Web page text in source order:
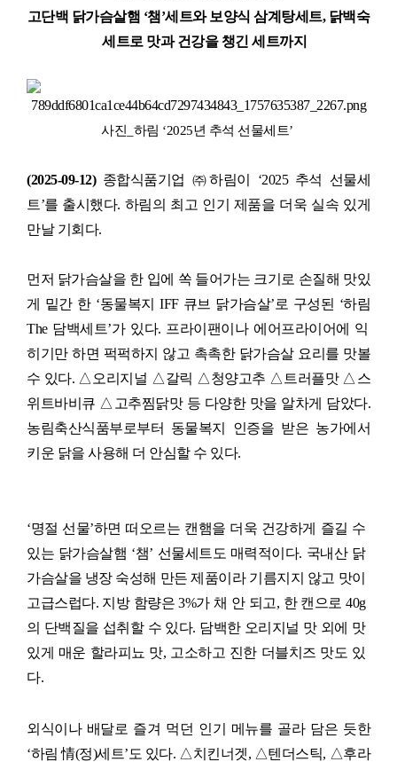
고단백 닭가슴살햄 ‘챔’세트와 보양식 삼계탕세트, 닭백숙
세트로 맛과 건강을 챙긴 세트까지
사진 하림 ‘2025년 추석 선물세트’
(2025-09-12) 종합식품기업 ㈜하림이 ‘2025 추석 선물세
트’를 출시했다. 하림의 최고 인기 제품을 더욱 실속 있게
만날 기회다.
먼저 닭가슴살을 한 입에 쏙 들어가는 크기로 손질해 맛있
게 밑간 한 ‘동물복지 IFF 큐브 닭가슴살’로 구성된 ‘하림
The 담백세트’가 있다. 프라이팬이나 에어프라이어에 익
히기만 하면 퍽퍽하지 않고 촉촉한 닭가슴살 요리를 맛볼
수 있다. △ 오리지널 △갈릭 △청양고추 △트러플맛 △스
위트바비큐 △고추찜닭맛 등 다양한 맛을 알차게 담았다.
농림축산식품부로부터 동물복지 인증을 받은 농가에서
키운 닭을 사용해 더 안심할 수 있다.
‘명절 선물’하면 떠오르는 캔햄을 더욱 건강하게 즐길 수
있는 닭가슴살햄 ‘챔’ 선물세트도 매력적이다. 국내산 닭
가슴살을 냉장 숙성해 만든 제품이라 기름지지 않고 맛이
고급스럽다. 지방 함량은 3%가 채 안 되고, 한 캔으로40g
의 단백질을 섭취할 수 있다. 담백한 오리지널 맛 외에 맛
있게 매운 할라피뇨 맛, 고소하고 진한 더블치즈 맛도 있
다.
외식이나 배달로 즐겨 먹던 인기 메뉴를 골라 담은 듯한
‘하림情(정)세트’도 있다. △치킨너겟, △텐더스틱, △후라